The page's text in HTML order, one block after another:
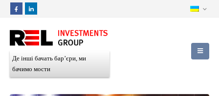
Де інші бачать бар’єри, ми
бачимо мости